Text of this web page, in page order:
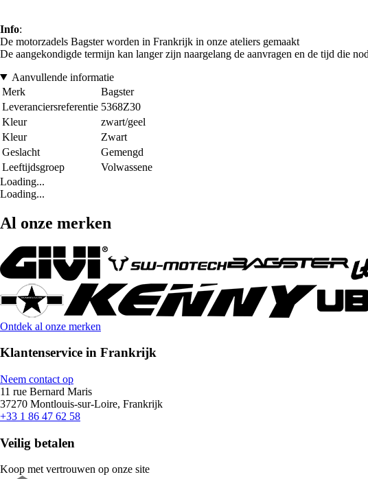
Info:
De motorzadels Bagster worden in Frankrijk in onze ateliers gemaakt
De aangekondigde termijn kan langer zijn naargelang de aanvragen en de tijd die
Aanvullende informatie
Merk
Bagster
Leveranciersreferentie 5368Z30
Kleur
zwart/geel
Kleur
Zwart
Geslacht
Gemengd
Leeftijdsgroep
Volwassene
Loading...
Loading...
Al onze merken
Ontdek al onze merken
Klantenservice in Frankrijk
Neem contact op
11 rue Bernard Maris
37270 Montlouis-sur-Loire, Frankrijk
+33 1 86 47 62 58
Veilig betalen
Koop met vertrouwen op onze site